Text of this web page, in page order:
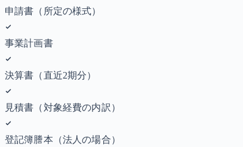
申請書（所定の様式）
事業計画書
決算書（直近2期分）
見積書（対象経費の内訳）
登記簿謄本（法人の場合）